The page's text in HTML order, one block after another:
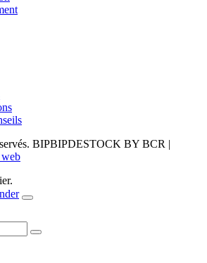
BIPBIPDESTOCK BY BCR |